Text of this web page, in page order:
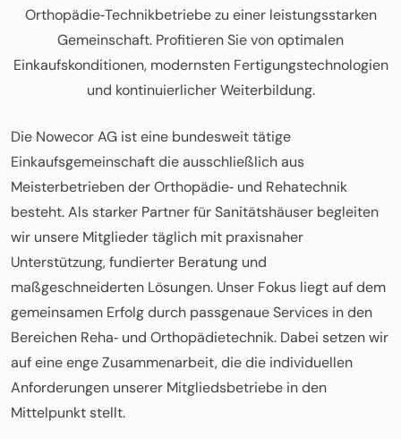
Orthopädie‑Technikbetriebe zu einer leistungsstarken
Gemeinschaft. Profitieren Sie von optimalen
Einkaufskonditionen, modernsten Fertigungstechnologien
und kontinuierlicher Weiterbildung.
Die Nowecor AG ist eine bundesweit tätige
Einkaufsgemeinschaft die ausschließlich aus
Meisterbetrieben der Orthopädie‑ und Rehatechnik
besteht. Als starker Partner für Sanitätshäuser begleiten
wir unsere Mitglieder täglich mit praxisnaher
Unterstützung, fundierter Beratung und
maßgeschneiderten Lösungen. Unser Fokus liegt auf dem
gemeinsamen Erfolg durch passgenaue Services in den
Bereichen Reha‑ und Orthopädietechnik. Dabei setzen wir
auf eine enge Zusammenarbeit, die die individuellen
Anforderungen unserer Mitgliedsbetriebe in den
Mittelpunkt stellt.